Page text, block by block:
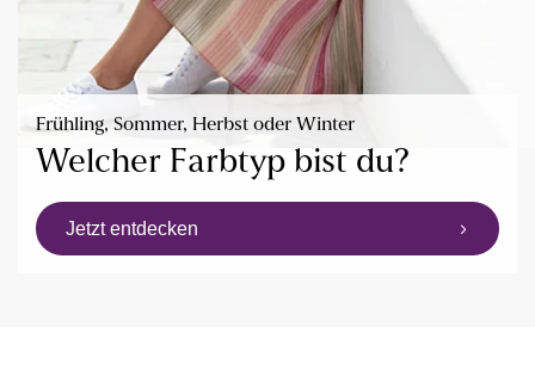
Frühling, Sommer, Herbst oder Winter
Welcher Farbtyp bist du?
Jetzt entdecken